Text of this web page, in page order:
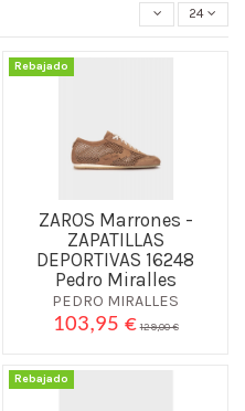
24
Rebajado
ZAROS Marrones -
ZAPATILLAS
DEPORTIVAS 16248
Pedro Miralles
PEDRO MIRALLES
103,95 € 129,00 €
Rebajado